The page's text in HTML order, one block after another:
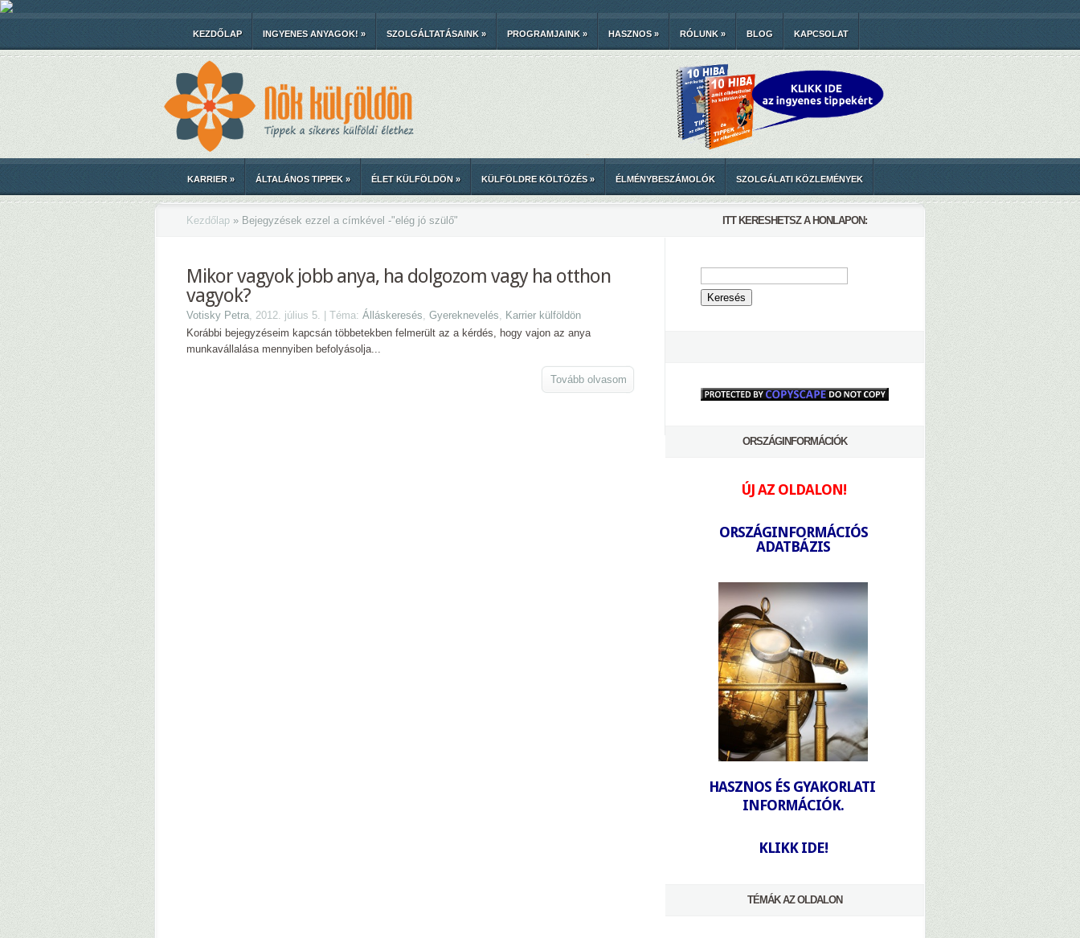
KEZDŐLAP INGYENES ANYAGOK! » SZOLGÁLTATÁSAINK » PROGRAMJAINK » HASZNOS» RÓLUNK » BLOG KAPCSOLAT
KARRIER» ÁLTALÁNOS TIPPEK » ÉLET KÜLFÖLDÖN » KÜLFÖLDRE KÖLTÖZÉS» ÉLMÉNYBESZÁMOLÓK SZOLGÁLATI KÖZLEMÉNYEK
Kezdőlap » Bejegyzések ezzel a címkével -"elég jó szülő"
Mikor vagyok jobb anya, ha dolgozom vagy ha otthon
vagyok?
Votisky Petra, 2012. július 5. | Téma: Álláskeresés, Gyereknevelés, Karrier külföldön
Korábbi bejegyzéseim kapcsán többetekben felmerült az a kérdés, hogy vajon az anya
munkavállalása mennyiben befolyásolja...
Tovább olvasom
ITT KERESHETSZ A HONLAPON:
ORSZÁGINFORMÁCIÓK
ÚJ AZ OLDALON!
ORSZÁGINFORMÁCIÓS
ADATBÁZIS
HASZNOS ÉS GYAKORLATI
INFORMÁCIÓK.
KLIKK IDE!
TÉMÁK AZ OLDALON